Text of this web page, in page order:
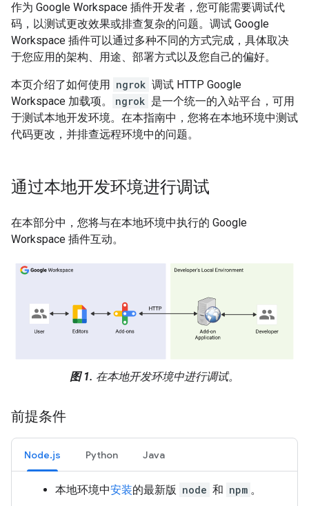
作为 Google Workspace 插件开发者，您可能需要调试代
码，以测试更改效果或排查复杂的问题。调试 Google
Workspace 插件可以通过多种不同的方式完成，具体取决
于您应用的架构、用途、部署方式以及您自己的偏好。
本页介绍了如何使用 ngrok 调试 HTTP Google
Workspace 加载项。
ngrok 是一个统一的入站平台，可用
于测试本地开发环境。在本指南中，您将在本地环境中测试
代码更改，并排查远程环境中的问题。
通过本地开发环境进行调试
在本部分中，您将与在本地环境中执行的 Google
Workspace 插件互动。
图 1. 在本地开发环境中进行调试。
前提条件
Node.js Python Java
本地环境中安装的最新版 node 和 npm 。